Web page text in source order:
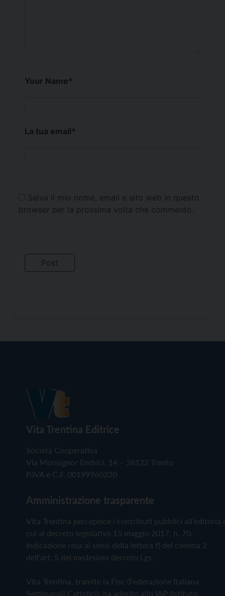
Your Name*
La tua email*
Salva il mio nome, email e sito web in questo
browser per la prossima volta che commento.
Vita Trentina Editrice
Società Cooperativa
Via Monsignor Endrici, 14 – 38122 Trento
P.IVA e C.F. 00199960220
Amministrazione trasparente
Vita Trentina percepisce i contributi pubblici all'editoria
cui al decreto legislativo 15 maggio 2017, n. 70.
Indicazione resa ai sensi della lettera f) del comma 2
dell'art. 5 del medesimo decreto Lgs.
Vita Trentina, tramite la Fisc (Federazione Italiana
Settimanali Cattolici), ha aderito allo IAP (Istituto